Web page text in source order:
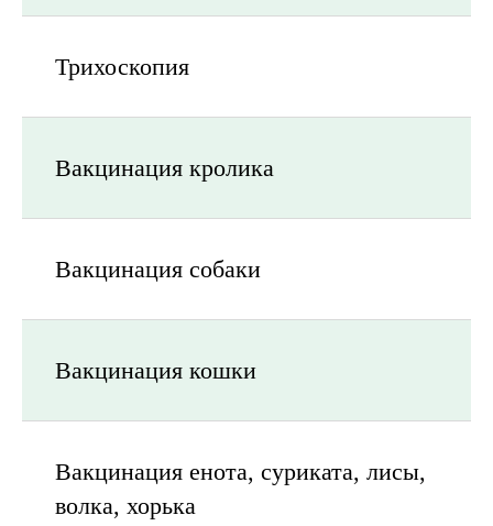
Трихоскопия
Вакцинация кролика
Вакцинация собаки
Вакцинация кошки
Вакцинация енота, суриката, лисы,
волка, хорька